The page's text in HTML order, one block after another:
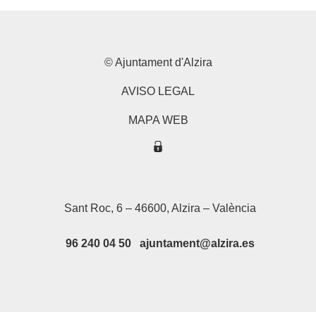
© Ajuntament d'Alzira
AVISO LEGAL
MAPA WEB
Sant Roc, 6 – 46600, Alzira – València
96 240 04 50 ajuntament@alzira.es